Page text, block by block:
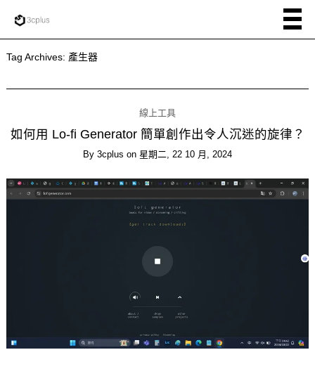
Tag Archives: 產生器
線上工具
如何用 Lo-fi Generator 簡單創作出令人沉迷的旋律？
By 3cplus on 星期二, 22 10 月, 2024